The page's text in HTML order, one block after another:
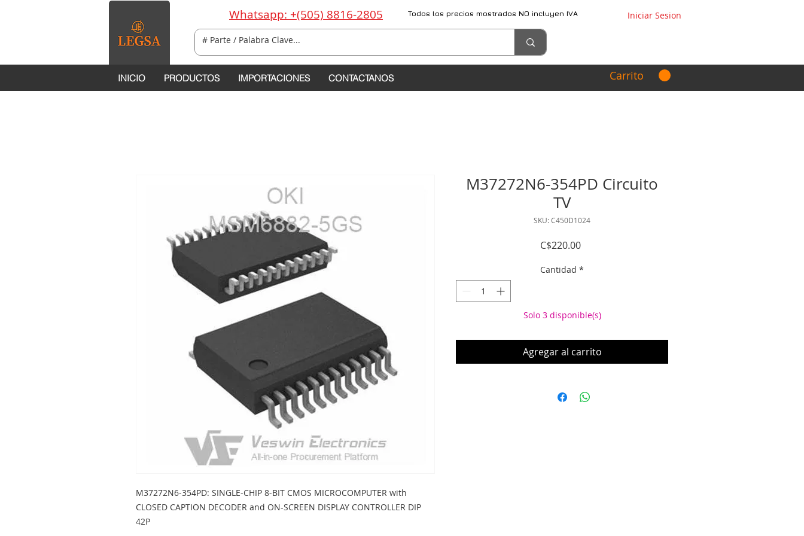
Whatsapp: +(505) 8816-2805 Todos los precios mostrados NO incluyen IVA Iniciar Sesion
INICIO PRODUCTOS IMPORTACIONES CONTACTANOS Carrito
M37272N6-354PD: SINGLE-CHIP 8-BIT CMOS MICROCOMPUTER with
CLOSED CAPTION DECODER and ON-SCREEN DISPLAY CONTROLLER DIP
42P
M37272N6-354PD Circuito
TV
SKU: C450D1024
C$220.00Precio
Cantidad *
Solo 3 disponible(s)
Agregar al carrito